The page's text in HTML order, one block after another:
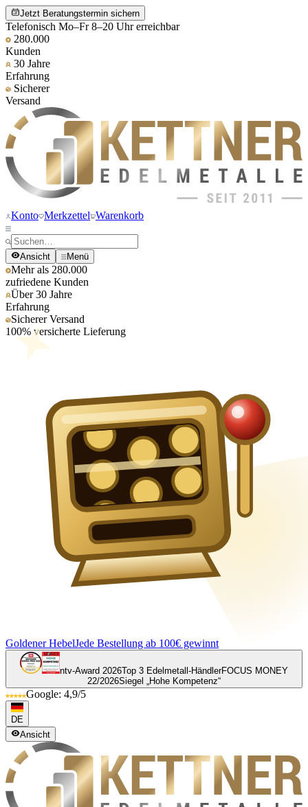
Jetzt Beratungstermin sichern
Telefonisch Mo–Fr 8–20 Uhr erreichbar
280.000
Kunden
30 Jahre
Erfahrung
Sicherer
Versand
Konto Merkzettel Warenkorb
Ansicht Menü
Mehr als 280.000
zufriedene Kunden
Über 30 Jahre
Erfahrung
Sicherer Versand
100% versicherte Lieferung
Goldener HebelJede Bestellung ab 100€ gewinnt
ntv-Award 2026Top 3 Edelmetall-HändlerFOCUS MONEY
22/2026Siegel „Hohe Kompetenz“
Google: 4,9/5
DE
Ansicht